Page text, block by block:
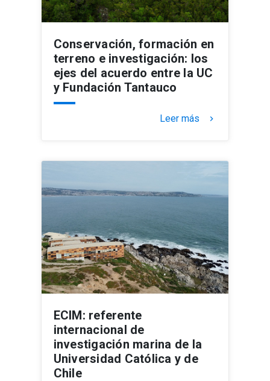
Conservación, formación en
terreno e investigación: los
ejes del acuerdo entre la UC
y Fundación Tantauco
Leer más keyboard_arrow_right
ECIM: referente
internacional de
investigación marina de la
Universidad Católica y de
Chile